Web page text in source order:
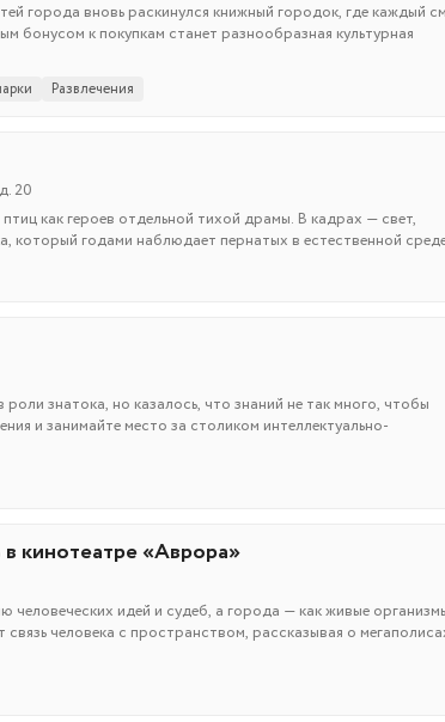
города вновь раскинулся книжный городок, где каждый
бонусом к покупкам станет разнообразная культурная
Развлечения
20
как героев отдельной тихой драмы. В кадрах — свет,
который годами наблюдает пернатых в естественной
знатока, но казалось, что знаний не так много, чтобы
и занимайте место за столиком интеллектуально-
кинотеатре «Аврора»
идей и судеб, а города — как живые
человека с пространством, рассказывая о